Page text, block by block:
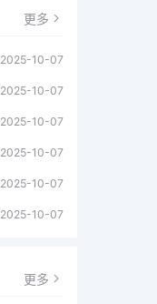
更多
2025-10-07
2025-10-07
2025-10-07
2025-10-07
2025-10-07
2025-10-07
更多